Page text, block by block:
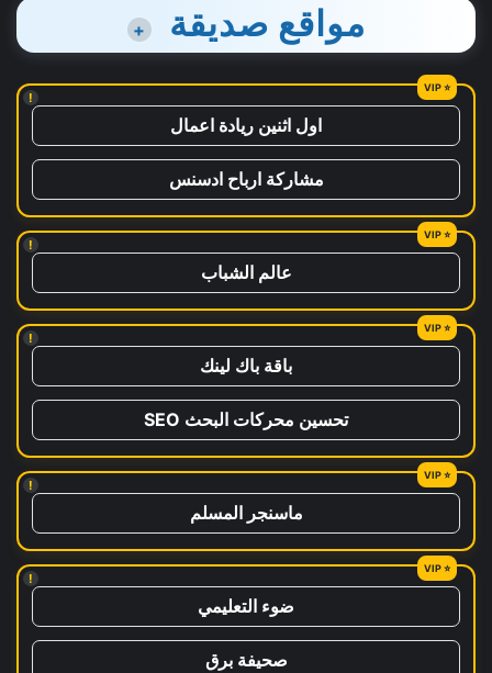
مواقع صديقة +
!
اول اثنين ريادة اعمال
مشاركة ارباح ادسنس
!
عالم الشباب
!
باقة باك لينك
تحسين محركات البحث SEO
!
ماسنجر المسلم
!
ضوء التعليمي
صحيفة برق